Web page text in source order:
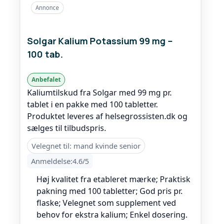
Annonce
Solgar Kalium Potassium 99 mg –
100 tab.
Anbefalet
Kaliumtilskud fra Solgar med 99 mg pr.
tablet i en pakke med 100 tabletter.
Produktet leveres af helsegrossisten.dk og
sælges til tilbudspris.
Velegnet til: mand kvinde senior
Anmeldelse:4.6/5
Høj kvalitet fra etableret mærke; Praktisk
pakning med 100 tabletter; God pris pr.
flaske; Velegnet som supplement ved
behov for ekstra kalium; Enkel dosering.